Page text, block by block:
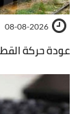
08-08-2026
عودة حركة